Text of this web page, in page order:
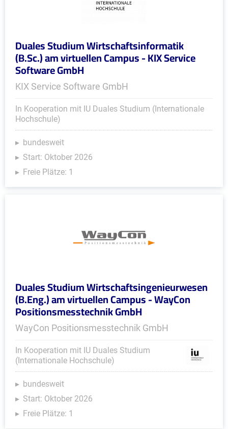
Duales Studium Wirtschaftsinformatik
(B.Sc.) am virtuellen Campus - KIX Service
Software GmbH
KIX Service Software GmbH
In Kooperation mit IU Duales Studium (Internationale
Hochschule)
bundesweit
Start: Oktober 2026
Freie Plätze: 1
Duales Studium Wirtschaftsingenieurwesen
(B.Eng.) am virtuellen Campus - WayCon
Positionsmesstechnik GmbH
WayCon Positionsmesstechnik GmbH
In Kooperation mit IU Duales Studium
(Internationale Hochschule)
bundesweit
Start: Oktober 2026
Freie Plätze: 1